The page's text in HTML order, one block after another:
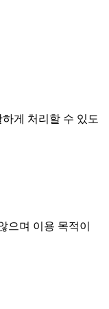
게 처리할 수 있도
으며 이용 목적이